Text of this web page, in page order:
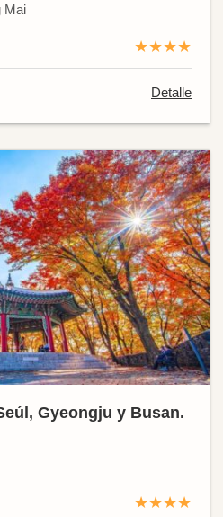
Mai
★★★★
Detalle
Gyeongju y Busan.
★★★★